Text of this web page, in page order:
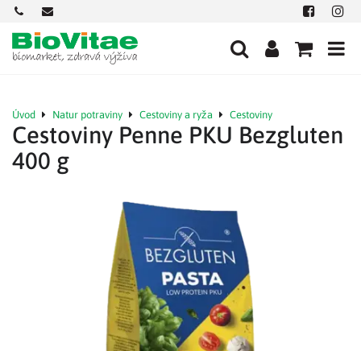
+421
901
712
584
office@biovitae.sk Facebook
Úvod Natur potraviny Cestoviny a ryža Cestoviny
Cestoviny Penne PKU Bezgluten
400 g